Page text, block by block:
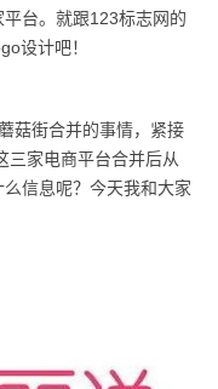
台。就跟123标志网的
设计吧！
菇街合并的事情，紧接
三家电商平台合并后从
信息呢？今天我和大家